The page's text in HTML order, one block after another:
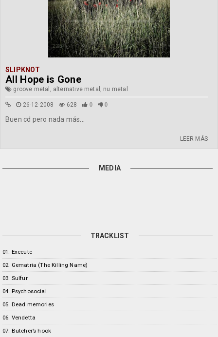
SLIPKNOT
All Hope is Gone
groove metal, alternative metal, nu metal
26-12-2008 628 0 0
Buen cd pero nada más...
LEER MÁS
MEDIA
TRACKLIST
01. Execute
02. Gematria (The Killing Name)
03. Sulfur
04. Psychosocial
05. Dead memories
06. Vendetta
07. Butcher’s hook